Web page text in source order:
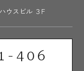
ウスビル ３F
406